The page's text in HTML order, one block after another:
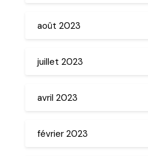
août 2023
juillet 2023
avril 2023
février 2023